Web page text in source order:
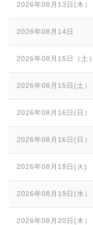
2026年08月13日(木）
2026年08月14日
2026年08月15日（土）
2026年08月15日(土）
2026年08月16日(日）
2026年08月16日(日）
2026年08月18日(火)
2026年08月19日(水）
2026年08月20日(木）